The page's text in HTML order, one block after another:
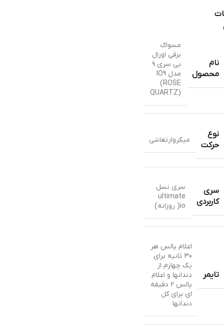
نام
محصول
مسواک
برقی اورال
بی سری ۹
مدل IO9
(ROSE
QUARTZ)
نوع
حرکت
میکروارتعاشی
سری
کاربردی
سری نسل
ultimate
io( روزانه)
تایمر
اعلام پالس هر
30 ثانیه برای
یک چهارم از
دندانها و اعلام
پالس 2 دقیقه
ای برای کل
دندانها